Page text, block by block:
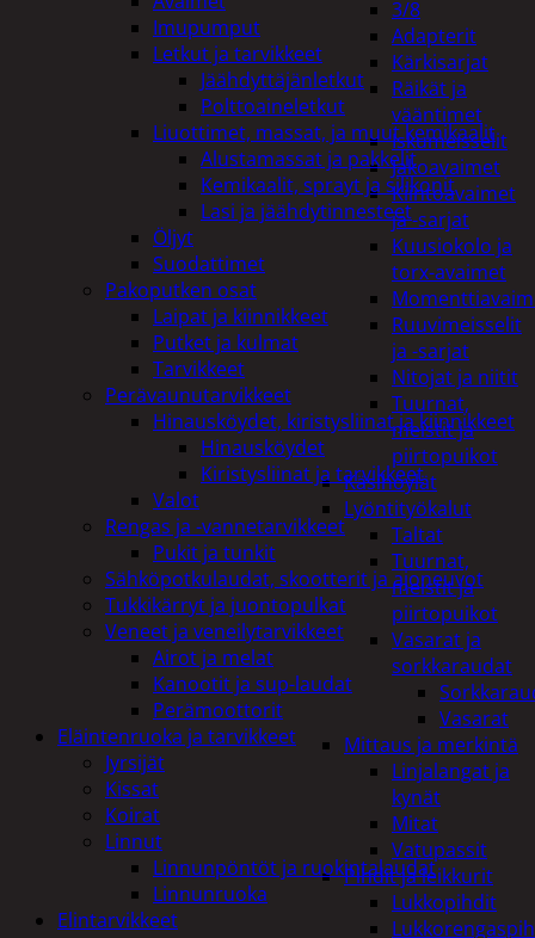
3/8
Adapterit
Kärkisarjat
Räikät ja
vääntimet
Iskumeisselit
Jakoavaimet
Kiintoavaimet
ja -sarjat
Kuusiokolo ja
torx-avaimet
Ruuvimeisselit
ja -sarjat
Nitojat ja niitit
Tuurnat,
meistit ja
piirtopuikot
Käsihöylät
Lyöntityökalut
Taltat
Tuurnat,
meistit ja
piirtopuikot
Vasarat ja
sorkkaraudat
Vasarat
Mittaus ja merkintä
Linjalangat ja
kynät
Mitat
Vatupassit
Pihdit ja leikkurit
Lukkopihdit
Imupumput
Letkut ja tarvikkeet
Jäähdyttäjänletkut
Polttoaineletkut
Liuottimet, massat, ja muut kemikaalit
Alustamassat ja pakkelit
Kemikaalit, sprayt ja silikonit
Lasi ja jäähdytinnesteet
Öljyt
Suodattimet
Pakoputken osat
Laipat ja kiinnikkeet
Putket ja kulmat
Tarvikkeet
Perävaunutarvikkeet
Hinausköydet, kiristysliinat ja kiinnikkeet
Hinausköydet
Kiristysliinat ja tarvikkeet
Valot
Rengas ja -vannetarvikkeet
Pukit ja tunkit
Sähköpotkulaudat, skootterit ja ajoneuvot
Tukkikärryt ja juontopulkat
Veneet ja veneilytarvikkeet
Airot ja melat
Kanootit ja sup-laudat
Perämoottorit
Eläintenruoka ja tarvikkeet
Jyrsijät
Kissat
Koirat
Linnut
Linnunpöntöt ja ruokintalaudat
Linnunruoka
Elintarvikkeet